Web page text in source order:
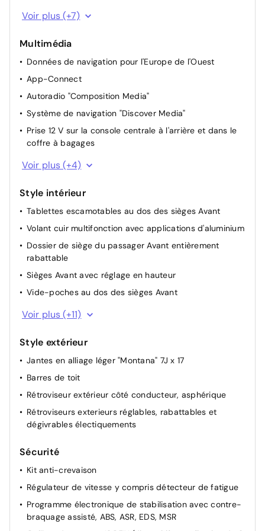
Rétroviseur intérieur à réglage jour/nuit automatique
et en hauteur
Dispositif start/stop de mise en veille avec
récupération de l'énergie au freinage
Vide-poches dans le ciel de pavillon
Appuis lombaires à l'avant
Système de protection proactive des occupants en
combinaison avec "Front Assist"
Caméra de recul
Voir plus (+7)
Multimédia
Données de navigation pour l'Europe de l'Ouest
App-Connect
Autoradio "Composition Media"
Système de navigation "Discover Media"
Prise 12 V sur la console centrale à l'arrière et dans le
coffre à bagages
8 haut-parleurs
Net ou système de navigation
Car-Net "Guide & Inform"
Interface USB également pour iPod/ iPhone, y compris
Voir plus (+4)
Style intérieur
Tablettes escamotables au dos des sièges Avant
Volant cuir multifonction avec applications d'aluminium
Dossier de siège du passager Avant entièrement
rabattable
Sièges Avant avec réglage en hauteur
Vide-poches au dos des sièges Avant
Miroirs de courtoisie éclairés dans les pare-soleil
Pommeau du levier de vitesses en cuir
Habillage du coffre à bagages en textile
Eclairage de plancher
Lampe d'éclairage du coffre à bagages
Indicateur multifonction "Premium" avec écran
polychrome
Volant multifonction en cuir
Sièges confort à l'Avant
Combiné d'instruments avec tachymètre électronique,
totalisateur kilométrique et totalisateur partiel,
compte-tours
Voir plus (+11)
Style extérieur
Jantes en alliage léger "Montana" 7J x 17
Barres de toit
Rétroviseur extérieur côté conducteur, asphérique
Rétroviseurs exterieurs réglables, rabattables et
dégivrables électiquements
Sécurité
Kit anti-crevaison
Régulateur de vitesse y compris détecteur de fatigue
Programme électronique de stabilisation avec contre-
braquage assisté, ABS, ASR, EDS, MSR